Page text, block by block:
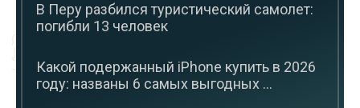
В Перу разбился туристический самолет:
погибли 13 человек
Какой подержанный iPhone купить в 2026
году: названы 6 самых выгодных ...